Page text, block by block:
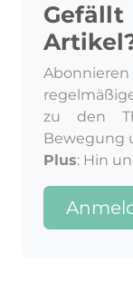
zu den
Bewegung
Plus: Hin